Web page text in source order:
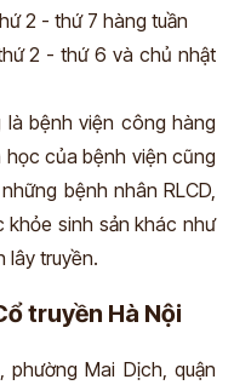
2 - thứ 7 hàng tuần
2 - thứ 6 và chủ nhật
là bệnh viện công hàng
của bệnh viện cũng
bệnh nhân RLCD,
khỏe sinh sản khác như
lây truyền.
truyền Hà Nội
phường Mai Dịch, quận